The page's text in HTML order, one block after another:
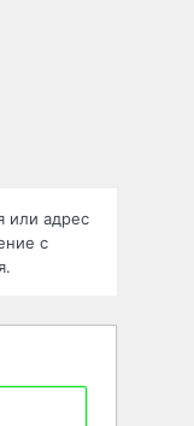
или адрес
с